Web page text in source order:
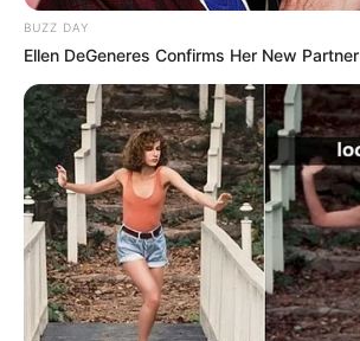
BUZZ DAY
Ellen DeGeneres Confirms Her New Partner